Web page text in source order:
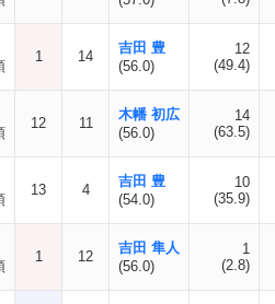
1 14
吉田 豊
(56.0)
12
(49.4)
12 11
木幡 初広
(56.0)
14
(63.5)
13 4
吉田 豊
(54.0)
10
(35.9)
1 12
吉田 隼人
(56.0)
1
(2.8)